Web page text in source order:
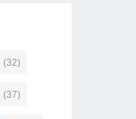
(32)
(37)